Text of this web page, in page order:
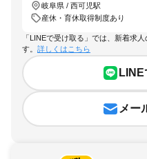
岐阜県 / 西可児駅
産休・育休取得制度あり
「LINEで受け取る」では、新着求
す。 詳しくはこちら
メー